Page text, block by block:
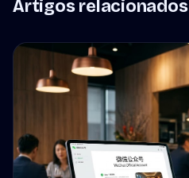
Artigos relacionados